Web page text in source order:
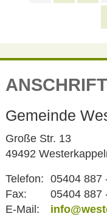
Gemeinde
Große Str. 13
49492
Telefon: 05404 887
Fax:
05404 887
E-Mail: